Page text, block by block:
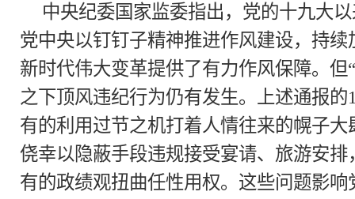
中央纪委国家监委指出，党的十九大
党中央以钉钉子精神推进作风建设，持
新时代伟大变革提供了有力作风保障。但
之下顶风违纪行为仍有发生。上述通报
有的利用过节之机打着人情往来的幌子
侥幸以隐蔽手段违规接受宴请、旅游安
有的政绩观扭曲任性用权。这些问题影